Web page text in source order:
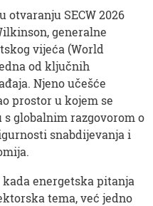
otvaranju SECW 2026
generalne
vijeća (World
od ključnih
Njeno učešće
prostor u kojem se
globalnim razgovorom o
snabdijevanja i
energetska pitanja
tema, već jedno